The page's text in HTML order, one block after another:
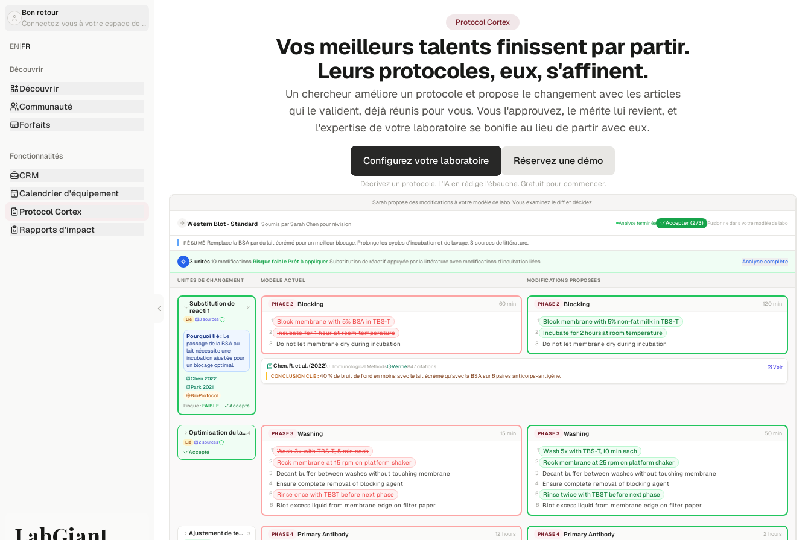
Bon retour
Connectez-vous à votre espace de travail
EN|FR
Découvrir
Découvrir
Communauté
Forfaits
Fonctionnalités
CRM
Calendrier d'équipement
Protocol Cortex
Rapports d'impact
Protocol Cortex
Vos meilleurs talents finissent par partir.
Leurs protocoles, eux, s'affinent.
Un chercheur améliore un protocole et propose le changement avec les articles
qui le valident, déjà réunis pour vous. Vous l'approuvez, le mérite lui revient, et
l'expertise de votre laboratoire se bonifie au lieu de partir avec eux.
Configurez votre laboratoire Réservez une démo
Décrivez un protocole. L'IA en rédige l'ébauche. Gratuit pour commencer.
Sarah propose des modifications à votre modèle de labo. Vous examinez le diff et décidez.
Western Blot - Standard Soumis par Sarah Chen pour révision Analyse terminée Accepter (2/3) Fusionne dans votre modèle de labo
RÉSUMÉ Remplace la BSA par du lait écrémé pour un meilleur blocage. Prolonge les cycles d'incubation et de lavage. 3 sources de littérature.
3 unités·10 modifications·Risque faible·Prêt à appliquer·Substitution de réactif appuyée par la littérature avec modifications d'incubation liées Analyse complète
UNITÉS DE CHANGEMENT MODÈLE ACTUEL MODIFICATIONS PROPOSÉES
Substitution de
réactif
2
Lié 3 sources
Pourquoi lié :Le
passage de la BSA au
lait nécessite une
incubation ajustée pour
un blocage optimal.
Chen 2022
Park 2021
BioProtocol
Risque : FAIBLE Accepté
PHASE 2 Blocking 60 min
1 Block membrane with 5% BSA in TBS-T
2 Incubate for 1 hour at room temperature
3 Do not let membrane dry during incubation
PHASE 2 Blocking 120 min
1 Block membrane with 5% non-fat milk in TBS-T
2 Incubate for 2 hours at room temperature
3 Do not let membrane dry during incubation
Chen, R. et al. (2022)J. Immunological Methods Vérifié847 citations
CONCLUSION CLÉ :40 % de bruit de fond en moins avec le lait écrémé qu'avec la BSA sur 6 paires anticorps-antigène.
Voir
Optimisation du lavage4
Lié 2 sources
Accepté
PHASE 3 Washing 15 min
1 Wash 3x with TBS-T, 5 min each
2 Rock membrane at 15 rpm on platform shaker
3 Decant buffer between washes without touching membrane
4 Ensure complete removal of blocking agent
5 Rinse once with TBST before next phase
6 Blot excess liquid from membrane edge on filter paper
PHASE 3 Washing 50 min
1 Wash 5x with TBS-T, 10 min each
2 Rock membrane at 25 rpm on platform shaker
3 Decant buffer between washes without touching membrane
4 Ensure complete removal of blocking agent
5 Rinse twice with TBST before next phase
6 Blot excess liquid from membrane edge on filter paper
Ajustement de température 3 PHASE 4 Primary Antibody 12 hours PHASE 4 Primary Antibody 2 hours